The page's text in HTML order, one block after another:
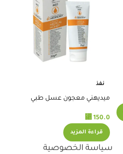
نفذ
ميديهني معجون عسل طبي
⃁ 150.0
قراءة المزيد
سياسة الخصوصية